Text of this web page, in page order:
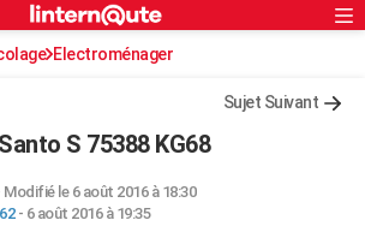
ville
S'inscrire
Connexion
Electroménager
Sujet Suivant
S 75388 KG68
Modifié le 6 août 2016 à 18:30
- 6 août 2016 à 19:35